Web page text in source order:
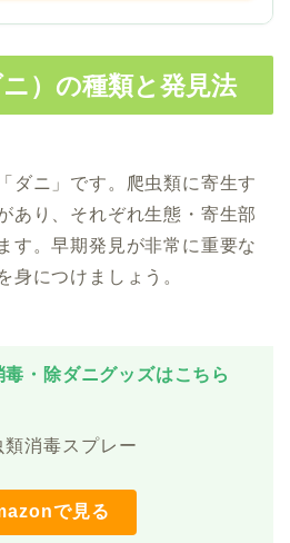
）の種類と発見法
ダニ」です。爬虫類に寄生す
あり、それぞれ生態・寄生部
す。早期発見が非常に重要な
身につけましょう。
・除ダニグッズはこちら
で見る